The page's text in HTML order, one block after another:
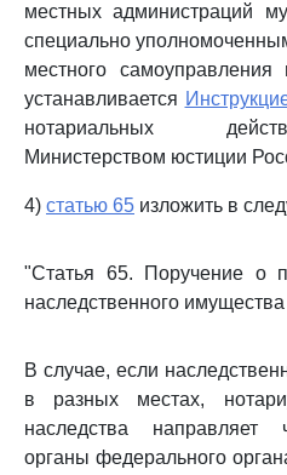
местных администраций
специально
местного
устанавливается
нотариальных
Министерством юстиции
4) статью 65 изложить в
"Статья 65. Поручение о
наследственного
В случае, если
в разных местах,
наследства направляет
органы федерального